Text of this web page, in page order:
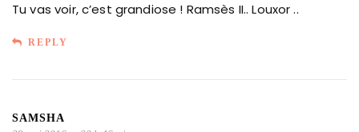
Tu vas voir, c’est grandiose ! Ramsès II.. Louxor ..
REPLY
SAMSHA